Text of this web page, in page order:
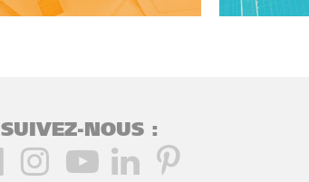
SUIVEZ-NOUS :